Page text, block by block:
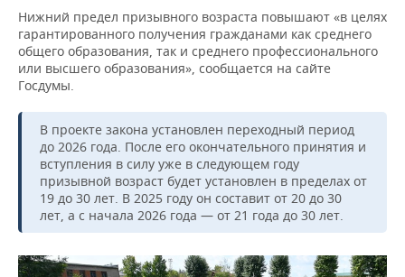
КИБЕРСПОРТ
ФИГУРНОЕ КАТАНИЕ
ВОДНЫЕ ВИДЫ СПОРТА
ХОККЕЙ С МЯЧОМ
КУЛЬТУРА
МЕДИЦИНА
ОБРАЗОВАНИЕ
ПРОИСШЕСТВИЯ
СПИСОК КОМПАНИЙ
Нижний предел призывного возраста повышают «в целях
гарантированного получения гражданами как среднего
общего образования, так и среднего профессионального
или высшего образования», сообщается на сайте
Госдумы.
В проекте закона установлен переходный период
до 2026 года. После его окончательного принятия и
вступления в силу уже в следующем году
призывной возраст будет установлен в пределах от
19 до 30 лет. В 2025 году он составит от 20 до 30
лет, а с начала 2026 года — от 21 года до 30 лет.